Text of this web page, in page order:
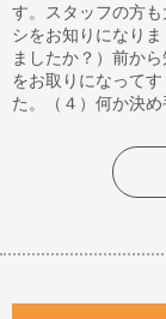
す。スタッフの方
シをお知りになり
ましたか？）前か
をお取りになって
た。（４）何か決